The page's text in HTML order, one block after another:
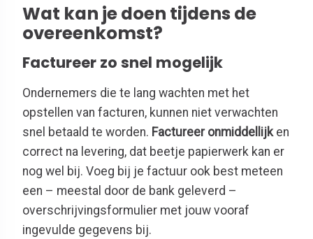
Wat kan je doen tijdens de
overeenkomst?
Factureer zo snel mogelijk
Ondernemers die te lang wachten met het
opstellen van facturen, kunnen niet verwachten
snel betaald te worden. Factureer onmiddellijken
correct na levering, dat beetje papierwerk kan er
nog wel bij. Voeg bij je factuur ook best meteen
een – meestal door de bank geleverd –
overschrijvingsformulier met jouw vooraf
ingevulde gegevens bij.